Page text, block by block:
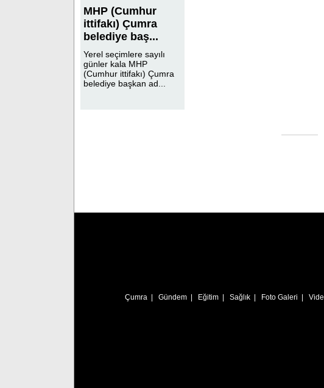
MHP (Cumhur
ittifakı) Çumra
belediye baş...
Yerel seçimlere sayılı
günler kala MHP
(Cumhur ittifakı) Çumra
belediye başkan ad...
Çumra Gündem Eğitim Sağlık Foto Galeri